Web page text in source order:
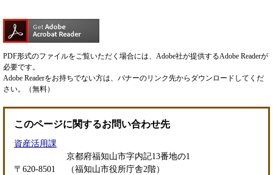
PDF形式のファイルをご覧いただく場合には、Adobe社が提供するAdobe Readerが
必要です。
Adobe Readerをお持ちでない方は、バナーのリンク先からダウンロードしてくだ
さい。（無料）
このページに関するお問い合わせ先
資産活用課
〒620-8501
京都府福知山市字内記13番地の1
（福知山市役所庁舎2階）